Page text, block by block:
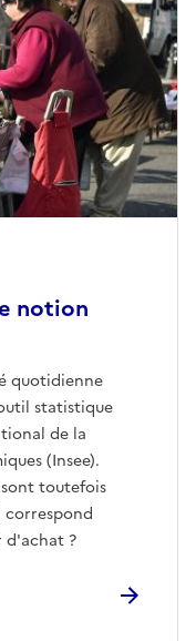
notion
quotidienne
statistique
de la
(Insee).
toutefois
correspond
d'achat ?